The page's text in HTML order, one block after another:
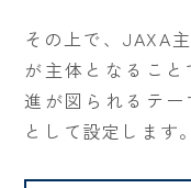
その上で、JAXA
が主体となるこ
進が図られるテ
として設定します。